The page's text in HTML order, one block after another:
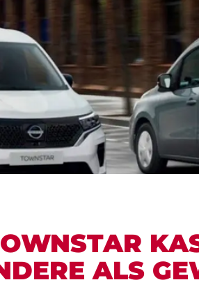
ALS